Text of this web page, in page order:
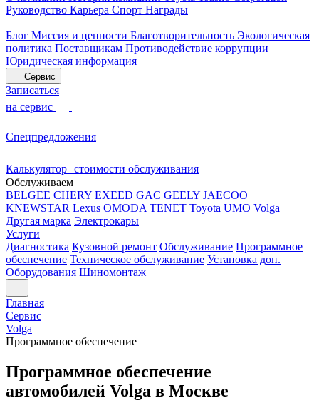
Руководство Карьера Спорт Награды
Блог Миссия и ценности Благотворительность Экологическая
политика Поставщикам Противодействие коррупции
Юридическая информация
Сервис
Записаться
на сервис
Спецпредложения
Калькулятор стоимости обслуживания
Обслуживаем
BELGEE CHERY EXEED GAC GEELY JAECOO
KNEWSTAR Lexus OMODA TENET Toyota UMO Volga
Другая марка Электрокары
Услуги
Диагностика Кузовной ремонт Обслуживание Программное
обеспечение Техническое обслуживание Установка доп.
Оборудования Шиномонтаж
Главная
Сервис
Volga
Программное обеспечение
Программное обеспечение
автомобилей Volga в Москве